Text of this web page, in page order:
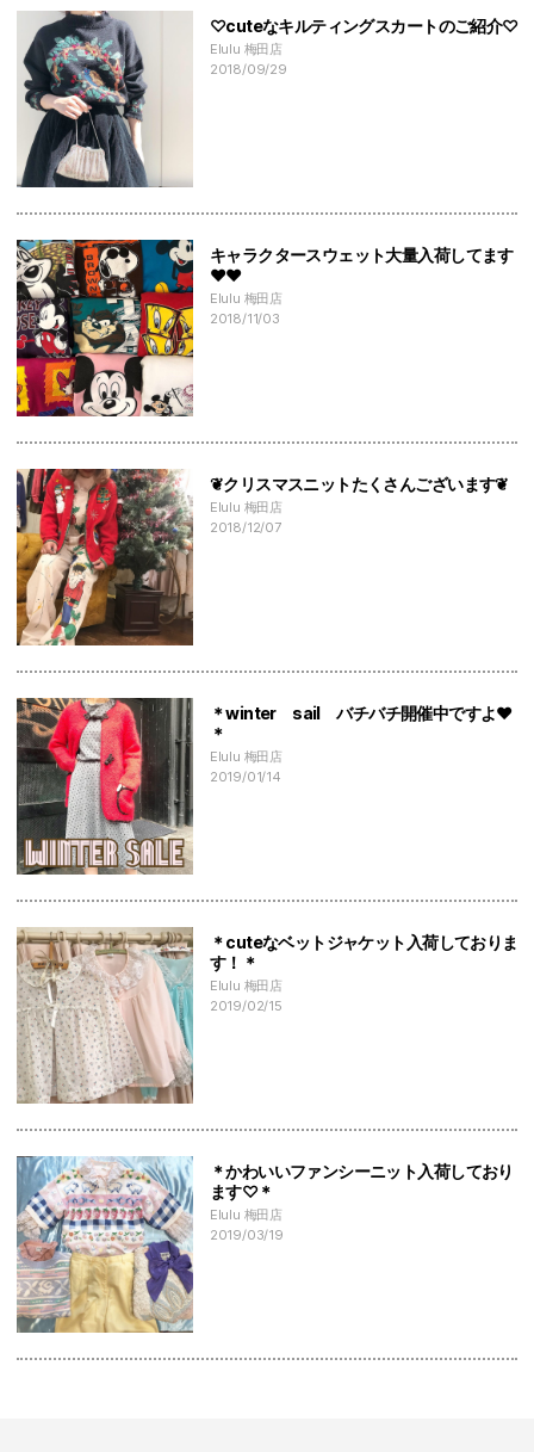
♡cuteなキルティングスカートのご紹介♡
Elulu 梅田店
2018/09/29
キャラクタースウェット大量入荷してます
♥♥
Elulu 梅田店
2018/11/03
❦クリスマスニットたくさんございます❦
Elulu 梅田店
2018/12/07
＊winter sail バチバチ開催中ですよ♥
＊
Elulu 梅田店
2019/01/14
＊cuteなベットジャケット入荷しておりま
す！＊
Elulu 梅田店
2019/02/15
＊かわいいファンシーニット入荷しており
ます♡＊
Elulu 梅田店
2019/03/19